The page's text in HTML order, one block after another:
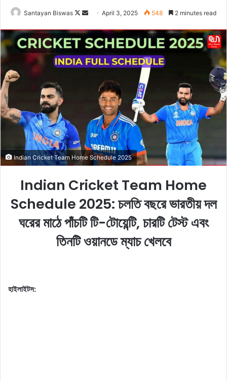
Santayan Biswas
F
o
n
d
a
i
l
April 3, 2025 548 2 minutes read
Indian Cricket Team Home Schedule 2025
Indian Cricket Team Home
Schedule 2025: চলতি বছরে ভারতীয় দল
ঘরের মাঠে পাঁচটি টি-টোয়েন্টি, চারটি টেস্ট এবং
তিনটি ওয়ানডে ম্যাচ খেলবে
হাইলাইটস: